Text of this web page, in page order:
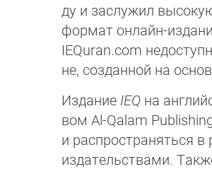
ду и заслужил
фор­мат онлайн-
IEQuran.com
не, соз­дан­ной на
Издание IEQ на
вом Al-Qalam
и распространяться
из­да­тельствами.